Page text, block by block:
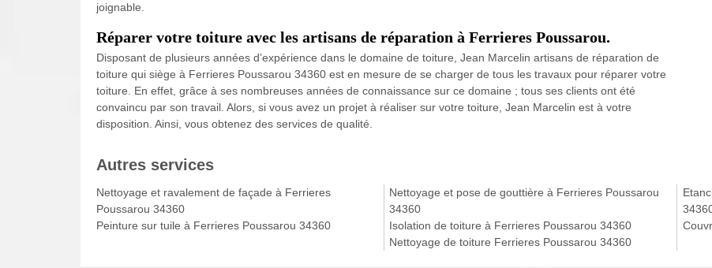
joignable.
Réparer votre toiture avec les artisans de réparation à Ferrieres Poussarou.
Disposant de plusieurs années d’expérience dans le domaine de toiture, Jean Marcelin artisans de réparation de
toiture qui siège à Ferrieres Poussarou 34360 est en mesure de se charger de tous les travaux pour réparer votre
toiture. En effet, grâce à ses nombreuses années de connaissance sur ce domaine ; tous ses clients ont été
convaincu par son travail. Alors, si vous avez un projet à réaliser sur votre toiture, Jean Marcelin est à votre
disposition. Ainsi, vous obtenez des services de qualité.
Autres services
Nettoyage et ravalement de façade à Ferrieres
Poussarou 34360
Peinture sur tuile à Ferrieres Poussarou 34360
Nettoyage et pose de gouttière à Ferrieres Poussarou
34360
Isolation de toiture à Ferrieres Poussarou 34360
Nettoyage de toiture Ferrieres Poussarou 34360